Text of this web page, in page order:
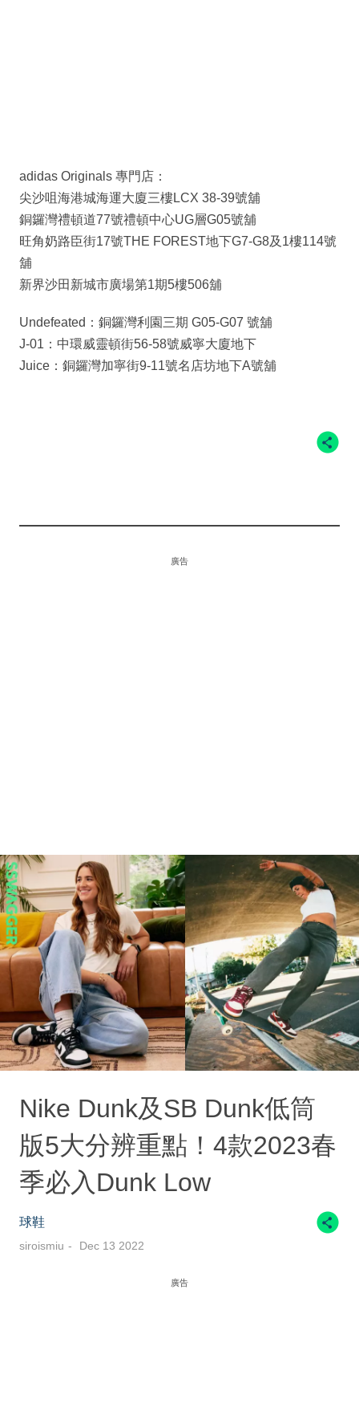
adidas Originals 專門店：
尖沙咀海港城海運大廈三樓LCX 38-39號舖
銅鑼灣禮頓道77號禮頓中心UG層G05號舖
旺角奶路臣街17號THE FOREST地下G7-G8及1樓114號
舖
新界沙田新城市廣場第1期5樓506舖
Undefeated：銅鑼灣利園三期 G05-G07 號舖
J-01：中環威靈頓街56-58號威寧大廈地下
Juice：銅鑼灣加寧街9-11號名店坊地下A號舖
廣告
Nike Dunk及SB Dunk低筒
版5大分辨重點！4款2023春
季必入Dunk Low
球鞋
siroismiu Dec 13 2022
廣告